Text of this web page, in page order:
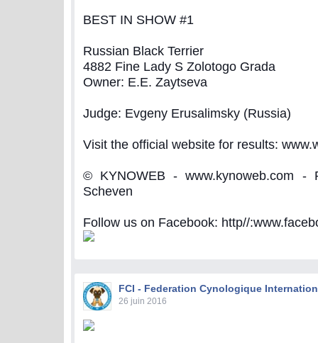
BEST IN SHOW #1
Russian Black Terrier
4882 Fine Lady S Zolotogo Grada
Owner: E.E. Zaytseva
Judge: Evgeny Erusalimsky (Russia)
Visit the official website for results:
© KYNOWEB - www.kynoweb.com -
Scheven
Follow us on Facebook: http//
FCI - Federation Cynologique
26 juin 2016